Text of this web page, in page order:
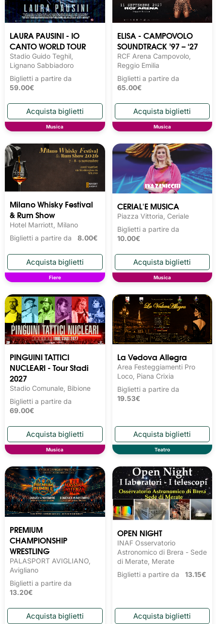
LAURA PAUSINI - IO
CANTO WORLD TOUR
Stadio Guido Teghil,
Lignano Sabbiadoro
Biglietti a partire da
59.00€
Musica
ELISA - CAMPOVOLO
SOUNDTRACK ’97 – ‘27
RCF Arena Campovolo,
Reggio Emilia
Biglietti a partire da
65.00€
Musica
Milano Whisky Festival
& Rum Show
Hotel Marriott, Milano
Biglietti a partire da 8.00€
Fiere
CERIAL'E MUSICA
Piazza Vittoria, Ceriale
Biglietti a partire da
10.00€
Musica
PINGUINI TATTICI
NUCLEARI - Tour Stadi
2027
Stadio Comunale, Bibione
Biglietti a partire da
69.00€
Musica
La Vedova Allegra
Area Festeggiamenti Pro
Loco, Piana Crixia
Biglietti a partire da
19.53€
Teatro
PREMIUM
CHAMPIONSHIP
WRESTLING
PALASPORT AVIGLIANO,
Avigliano
Biglietti a partire da
13.20€
OPEN NIGHT
INAF Osservatorio
Astronomico di Brera - Sede
di Merate, Merate
Biglietti a partire da 13.15€